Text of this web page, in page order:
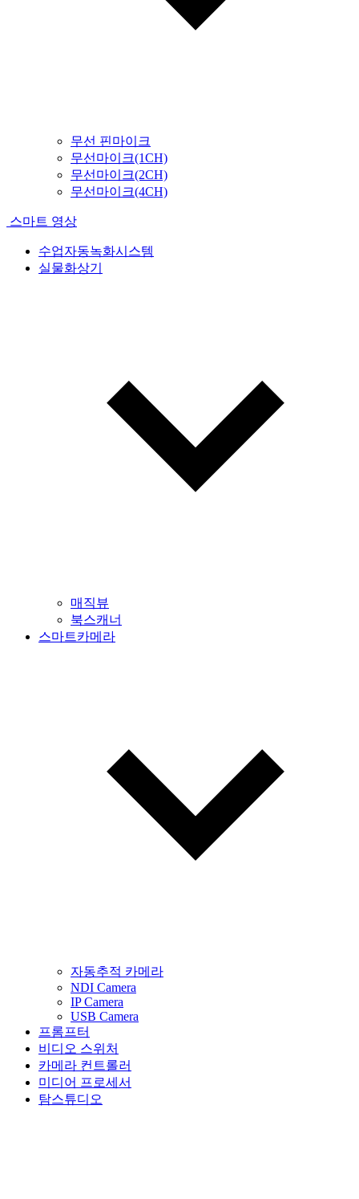
무선 핀마이크
무선마이크(1CH)
무선마이크(2CH)
무선마이크(4CH)
스마트 영상
수업자동녹화시스템
실물화상기
매직뷰
북스캐너
스마트카메라
자동추적 카메라
NDI Camera
IP Camera
USB Camera
프롬프터
비디오 스위처
카메라 컨트롤러
미디어 프로세서
탐스튜디오